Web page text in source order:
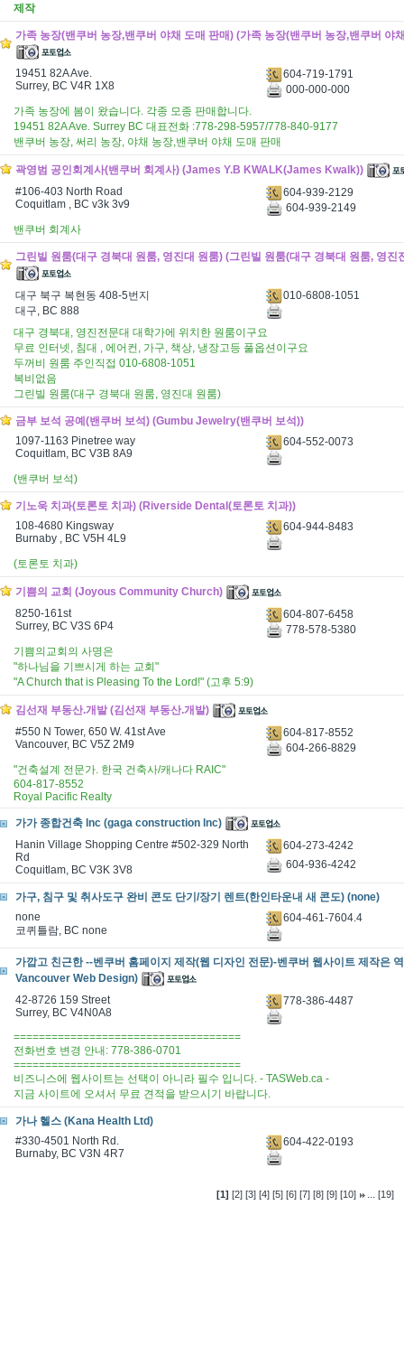
제작
가족 농장(밴쿠버 농장,밴쿠버 야채 도매 판매) (가족 농장(밴쿠버 농장,밴쿠버 야
19451 82A Ave.
Surrey, BC V4R 1X8
604-719-1791
000-000-000
가족 농장에 봄이 왔습니다. 각종 모종 판매합니다.
19451 82A Ave. Surrey BC 대표전화 :778-298-5957/778-840-9177
밴쿠버 농장, 써리 농장, 야채 농장,밴쿠버 야채 도매 판매
곽영범 공인회계사(밴쿠버 회계사) (James Y.B KWALK(James Kwalk))
#106-403 North Road
Coquitlam , BC v3k 3v9
604-939-2129
604-939-2149
밴쿠버 회계사
그린빌 원룸(대구 경북대 원룸, 영진대 원룸) (그린빌 원룸(대구 경북대 원룸, 영진
대구 북구 복현동 408-5번지
대구, BC 888
010-6808-1051
대구 경북대, 영진전문대 대학가에 위치한 원룸이구요
무료 인터넷, 침대 , 에어컨, 가구, 책상, 냉장고등 풀옵션이구요
두꺼비 원룸 주인직접 010-6808-1051
복비없음
그린빌 원룸(대구 경북대 원룸, 영진대 원룸)
금부 보석 공예(밴쿠버 보석) (Gumbu Jewelry(밴쿠버 보석))
1097-1163 Pinetree way
Coquitlam, BC V3B 8A9
604-552-0073
(밴쿠버 보석)
기노욱 치과(토론토 치과) (Riverside Dental(토론토 치과))
108-4680 Kingsway
Burnaby , BC V5H 4L9
604-944-8483
(토론토 치과)
기쁨의 교회 (Joyous Community Church)
8250-161st
Surrey, BC V3S 6P4
604-807-6458
778-578-5380
기쁨의교회의 사명은
"하나님을 기쁘시게 하는 교회"
"A Church that is Pleasing To the Lord!" (고후 5:9)
김선재 부동산.개발 (김선재 부동산.개발)
#550 N Tower, 650 W. 41st Ave
Vancouver, BC V5Z 2M9
604-817-8552
604-266-8829
"건축설계 전문가. 한국 건축사/캐나다 RAIC"
604-817-8552
Royal Pacific Realty
가가 종합건축 lnc (gaga construction lnc)
Hanin Village Shopping Centre #502-329 North
Rd
Coquitlam, BC V3K 3V8
604-273-4242
604-936-4242
가구, 침구 및 취사도구 완비 콘도 단기/장기 렌트(한인타운내 새 콘도) (none)
none
코퀴틀람, BC none
604-461-7604.4
가깝고 친근한 --벤쿠버 홈페이지 제작(웹 디자인 전문)-벤쿠버 웹사이트 제작은
Vancouver Web Design)
42-8726 159 Street
Surrey, BC V4N0A8
778-386-4487
====================================
전화번호 변경 안내: 778-386-0701
====================================
비즈니스에 웹사이트는 선택이 아니라 필수 입니다. - TASWeb.ca -
지금 사이트에 오셔서 무료 견적을 받으시기 바랍니다.
가나 헬스 (Kana Health Ltd)
#330-4501 North Rd.
Burnaby, BC V3N 4R7
604-422-0193
[1] [2] [3] [4] [5] [6] [7] [8] [9] [10] ...[19]